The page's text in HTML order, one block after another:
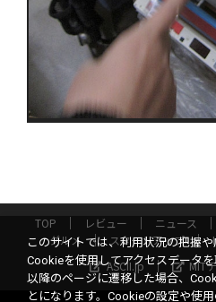
TOP レビュー ニュース
グルメ
スタートアップ
ASCII.jp
MIT
このサイトでは、利用状況の把握
Cookieを使用してアクセスデータ
以降のページに遷移した場合、
とになります。Cookieの設定や使